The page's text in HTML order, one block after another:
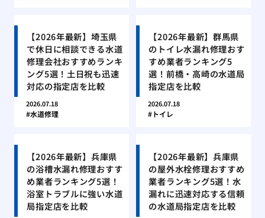
【2026年最新】埼玉県
で休日に相談できる水道
修理会社おすすめランキ
ング5選！土日祝も迅速
対応の指定店を比較
2026.07.18
水道修理
【2026年最新】群馬県
のトイレ水漏れ修理おす
すめ業者ランキング5
選！前橋・高崎の水道局
指定店を比較
2026.07.18
トイレ
【2026年最新】兵庫県
の浴槽水漏れ修理おすす
め業者ランキング5選！
浴室トラブルに強い水道
局指定店を比較
【2026年最新】兵庫県
の屋外水栓修理おすすめ
業者ランキング5選！水
漏れに迅速対応する信頼
の水道局指定店を比較